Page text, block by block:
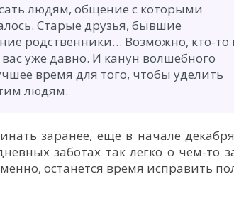
людям, общение с которыми
Старые друзья, бывшие
родственники… Возможно, кто-то
уже давно. И канун волшебного
время для того, чтобы уделить
людям.
заранее, еще в начале
заботах так легко о чем-то
останется время исправить